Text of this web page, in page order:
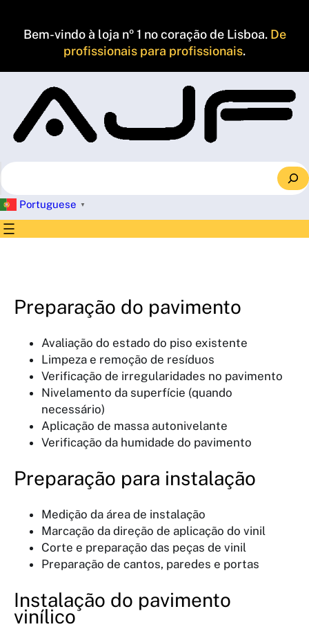
Bem-vindo à loja nº 1 no coração de Lisboa. De
profissionais para profissionais.
S
e
a
r
c
Portuguese ▼
Preparação do pavimento
Avaliação do estado do piso existente
Limpeza e remoção de resíduos
Verificação de irregularidades no pavimento
Nivelamento da superfície (quando
necessário)
Aplicação de massa autonivelante
Verificação da humidade do pavimento
Preparação para instalação
Medição da área de instalação
Marcação da direção de aplicação do vinil
Corte e preparação das peças de vinil
Preparação de cantos, paredes e portas
Instalação do pavimento
vinílico